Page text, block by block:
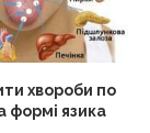
хвороби по
формі язика